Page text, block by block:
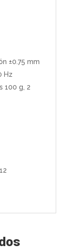
±0.75 mm
Hz
100 g, 2